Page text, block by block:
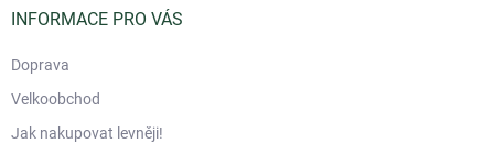
INFORMACE PRO VÁS
Doprava
Velkoobchod
Jak nakupovat levněji!